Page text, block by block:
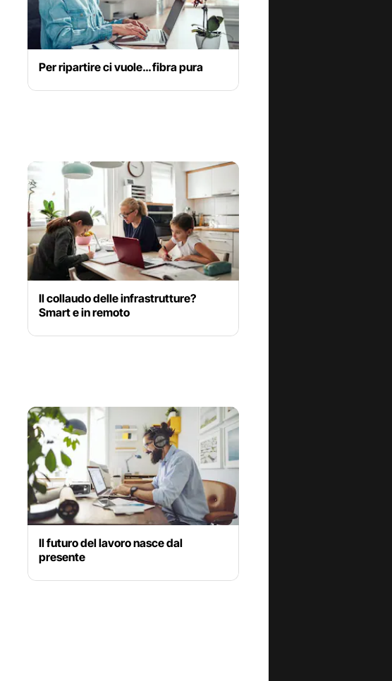
Per ripartire ci vuole… fibra pura
Il collaudo delle infrastrutture?
Smart e in remoto
Il futuro del lavoro nasce dal
presente